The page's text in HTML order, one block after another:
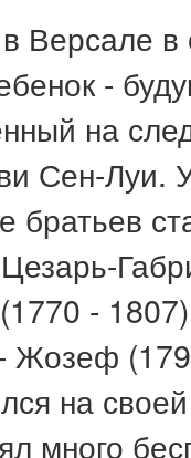
Версале
-
на
Сен-Луи.
братьев
-
Жозеф
на
много